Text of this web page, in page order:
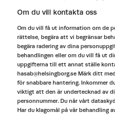
Om du vill kontakta oss
Om du vill få ut information om de
rättelse, begära att vi begränsar
begära radering av dina
behandlingen eller om du vill få ut
uppgifterna till ett annat ställe
hasab@helsingborg.se Märk ditt
för snabbare hantering. Inkommer
viktigt att den är undertecknad av
personnummer. Du når vårt
Har du klagomål på vår behandling